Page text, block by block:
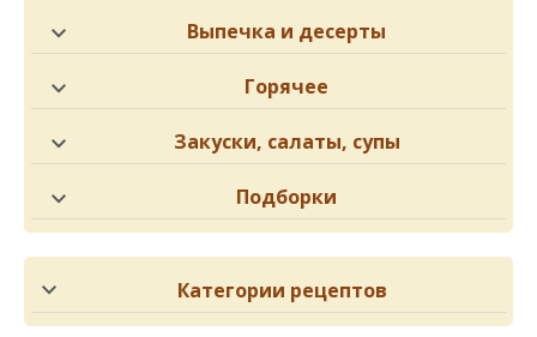
Выпечка и десерты
Горячее
Закуски, салаты, супы
Подборки
Категории рецептов